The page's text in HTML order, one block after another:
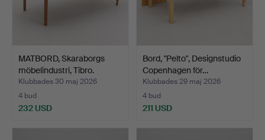
MATBORD, Skaraborgs
möbelindustri, Tibro.
Klubbades 30 maj 2026
4 bud
232 USD
Bord, "Pelto", Designstudio
Copenhagen för…
Klubbades 29 maj 2026
4 bud
211 USD